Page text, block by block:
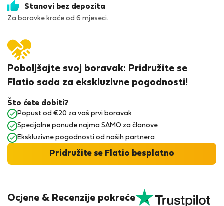
Stanovi bez depozita
Za boravke kraće od 6 mjeseci.
Ocjene & Recenzije pokreće
Poboljšajte svoj boravak: Pridružite se
Flatio sada za ekskluzivne pogodnosti!
Što ćete dobiti?
Popust od €20 za vaš prvi boravak
Specijalne ponude najma SAMO za članove
Ekskluzivne pogodnosti od naših partnera
Pridružite se Flatio besplatno